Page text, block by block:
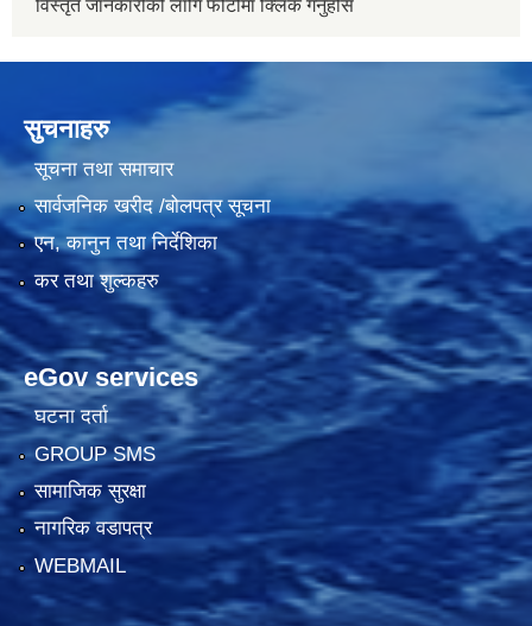
विस्तृत जानकारीको लागि फोटोमा क्लिक गर्नुहोस
सुचनाहरु
सूचना तथा समाचार
सार्वजनिक खरीद /बोलपत्र सूचना
एन, कानुन तथा निर्देशिका
कर तथा शुल्कहरु
eGov services
घटना दर्ता
GROUP SMS
सामाजिक सुरक्षा
नागरिक वडापत्र
WEBMAIL